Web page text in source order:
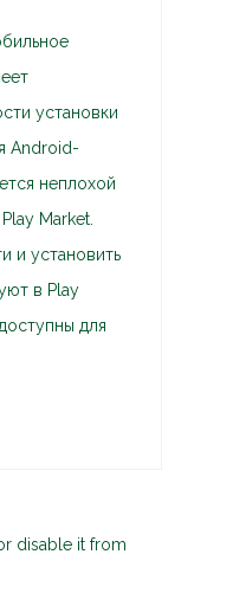
установки
Android-
неплохой
Market.
и установить
в Play
для
disable it from